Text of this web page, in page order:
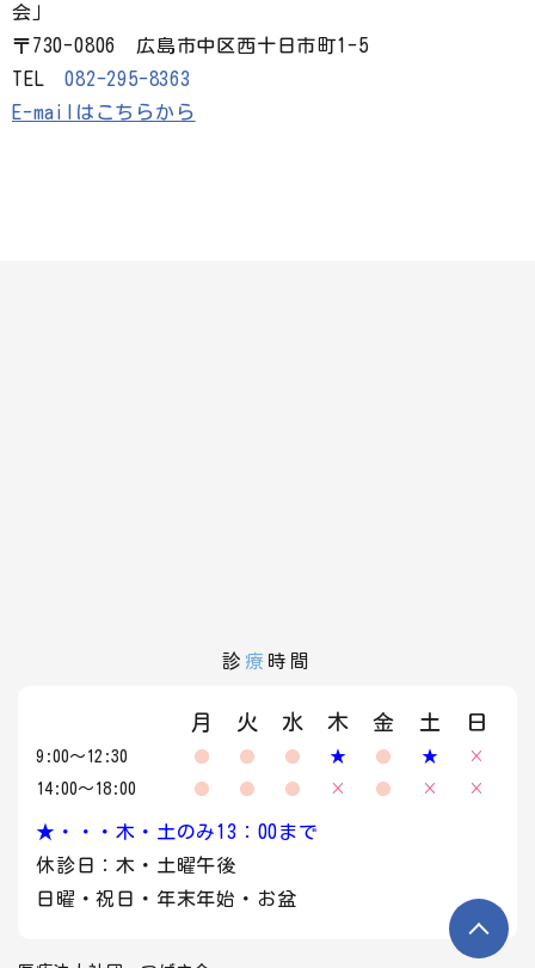
会」
〒730-0806 広島市中区西十日市町1-5
TEL082-295-8363
E-mailはこちらから
診 療 時間
月 火 水 木 金 土 日
9:00～12:30 ● ● ● ★ ● ★
×
14:00～18:00
● ● ● × ● × ×
★・・・木・土のみ13：00まで
休診日：木・土曜午後
日曜・祝日・年末年始・お盆